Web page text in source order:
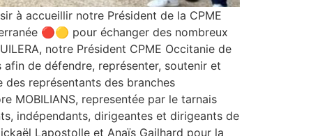
à accueillir notre Président de la CPME
🔴🟡 pour échanger des nombreux
notre Président CPME Occitanie de
de défendre, représenter, soutenir et
représentants des branches
MOBILIANS, representée par le tarnais
indépendants, dirigeantes et dirigeants de
Lapostolle et Anaïs Gailhard pour la